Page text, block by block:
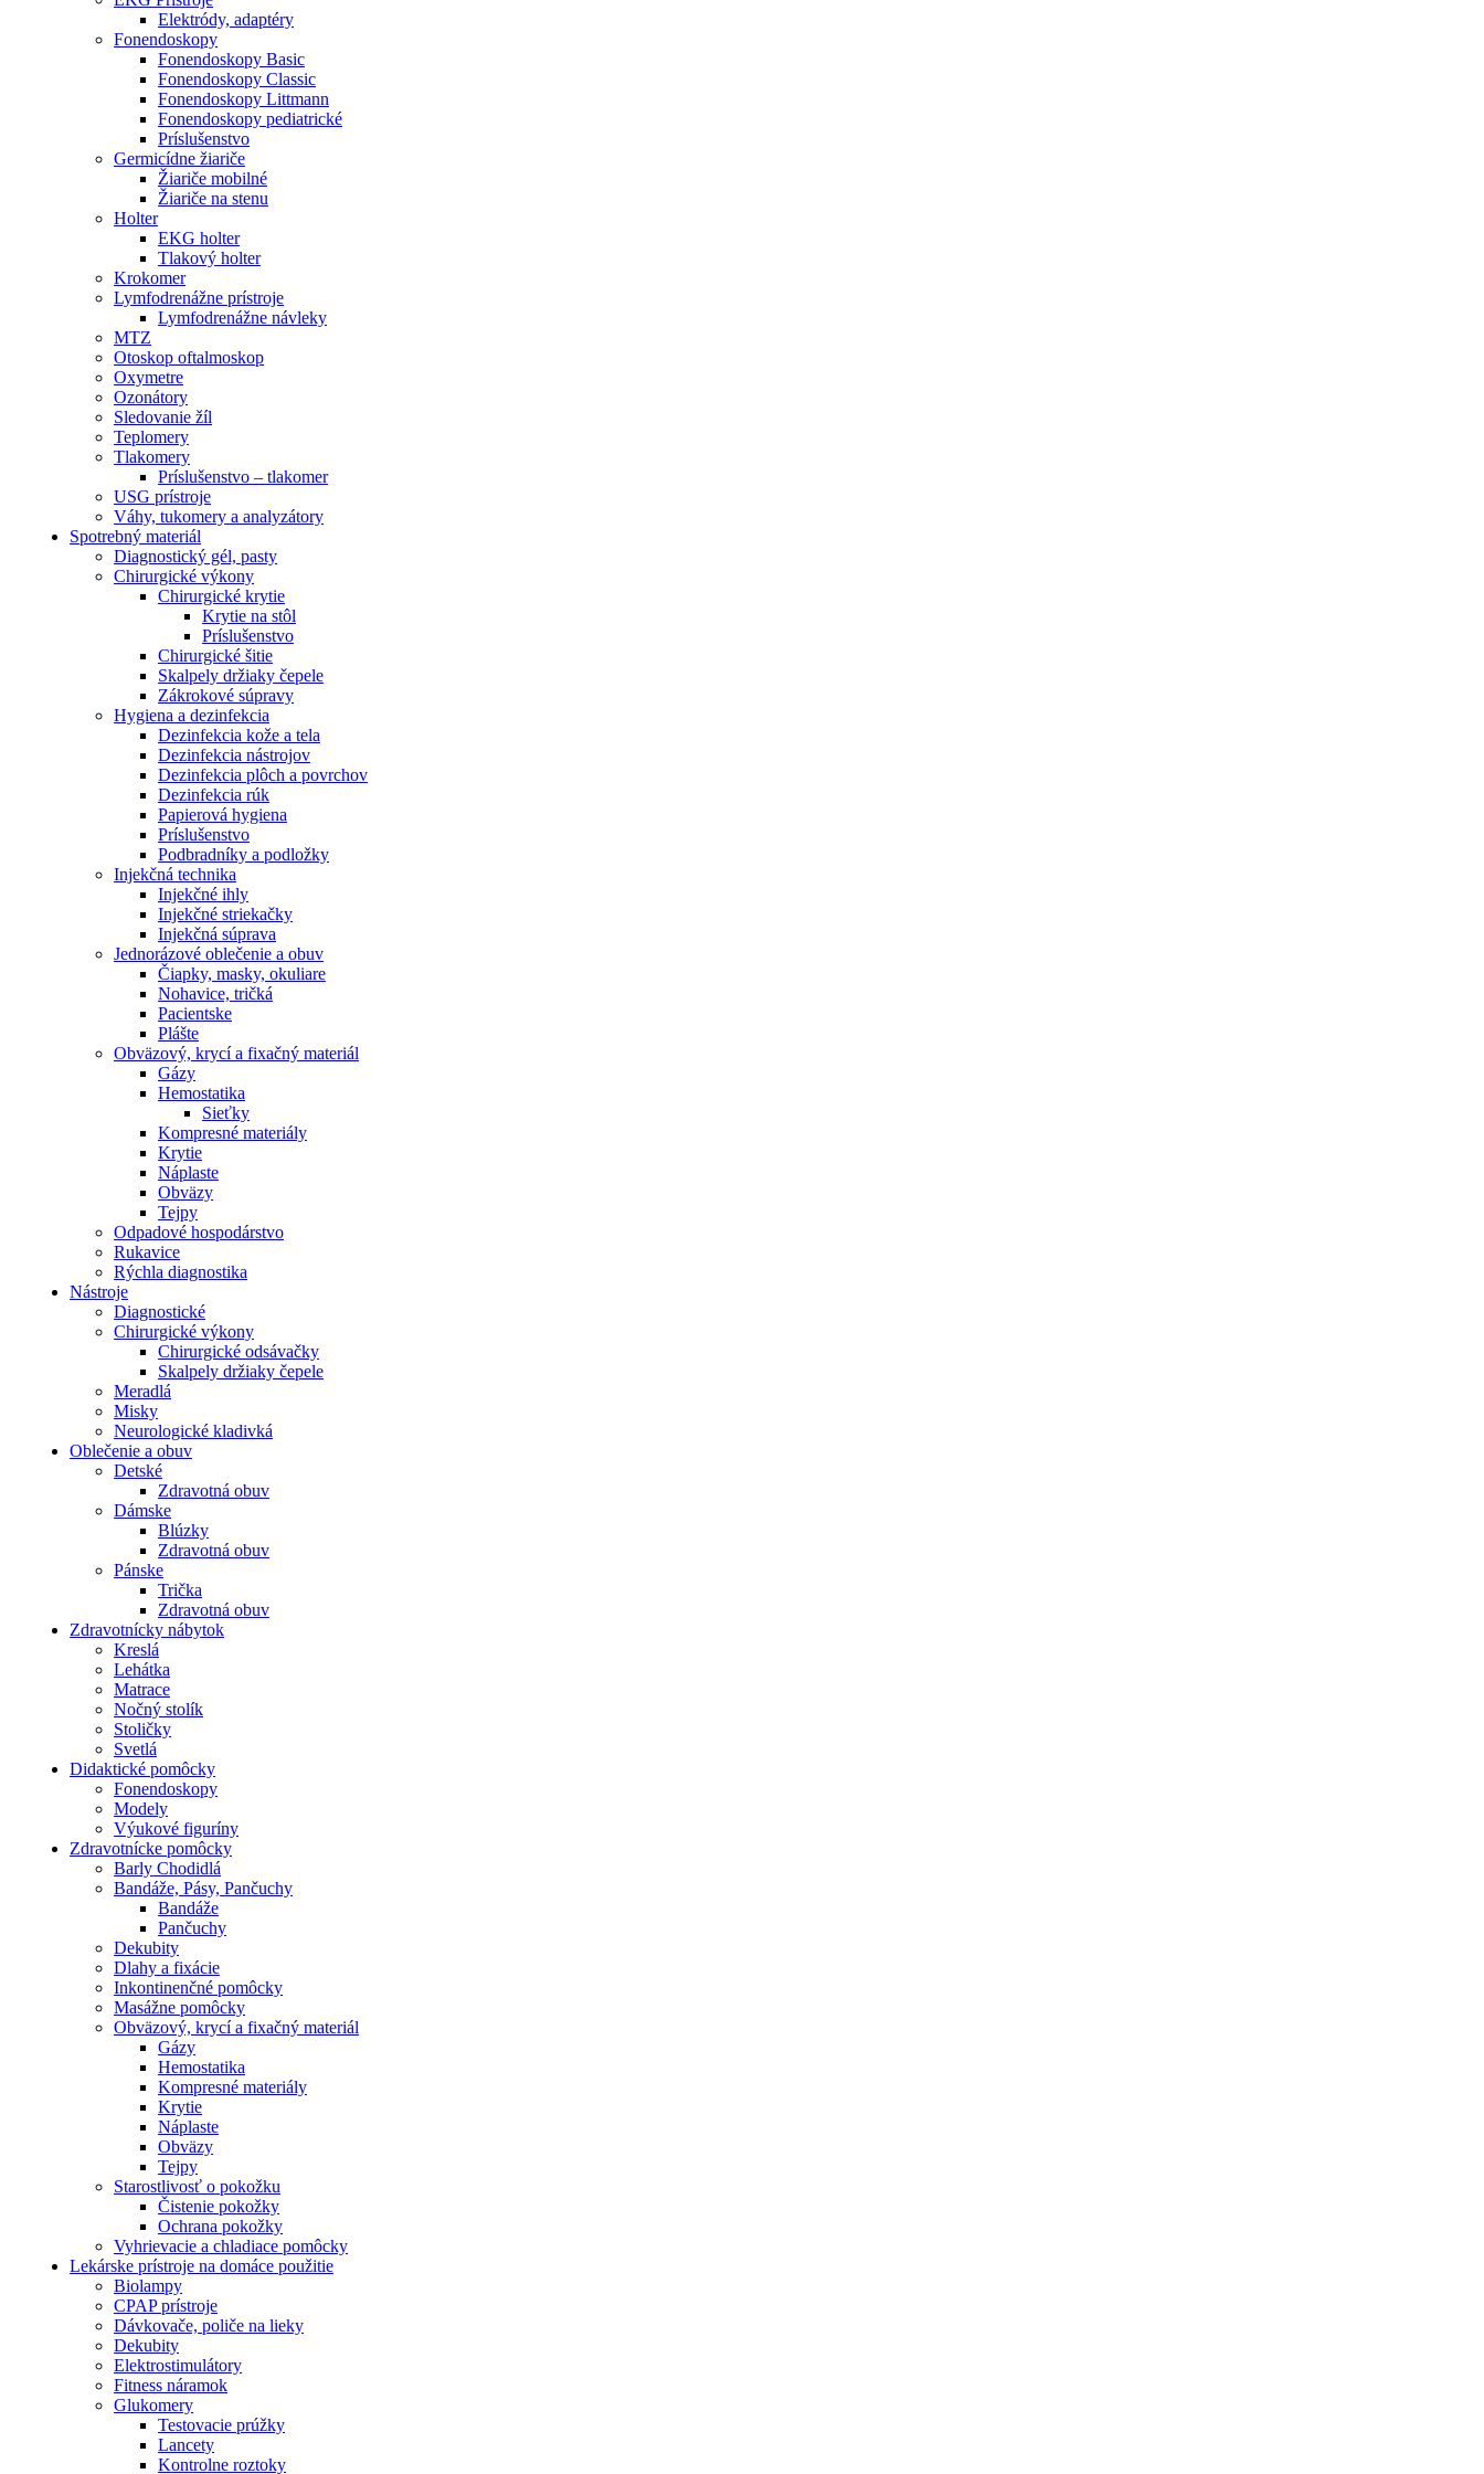
Elektródy, adaptéry
Fonendoskopy
Fonendoskopy Basic
Fonendoskopy Classic
Fonendoskopy Littmann
Fonendoskopy pediatrické
Príslušenstvo
Germicídne žiariče
Žiariče mobilné
Žiariče na stenu
Holter
EKG holter
Tlakový holter
Krokomer
Lymfodrenážne prístroje
Lymfodrenážne návleky
MTZ
Otoskop oftalmoskop
Oxymetre
Ozonátory
Sledovanie žíl
Teplomery
Tlakomery
Príslušenstvo – tlakomer
USG prístroje
Váhy, tukomery a analyzátory
Spotrebný materiál
Diagnostický gél, pasty
Chirurgické výkony
Chirurgické krytie
Krytie na stôl
Príslušenstvo
Chirurgické šitie
Skalpely držiaky čepele
Zákrokové súpravy
Hygiena a dezinfekcia
Dezinfekcia kože a tela
Dezinfekcia nástrojov
Dezinfekcia plôch a povrchov
Dezinfekcia rúk
Papierová hygiena
Príslušenstvo
Podbradníky a podložky
Injekčná technika
Injekčné ihly
Injekčné striekačky
Injekčná súprava
Jednorázové oblečenie a obuv
Čiapky, masky, okuliare
Nohavice, tričká
Pacientske
Plášte
Obväzový, krycí a fixačný materiál
Gázy
Hemostatika
Sieťky
Kompresné materiály
Krytie
Náplaste
Obväzy
Tejpy
Odpadové hospodárstvo
Rukavice
Rýchla diagnostika
Nástroje
Diagnostické
Chirurgické výkony
Chirurgické odsávačky
Skalpely držiaky čepele
Meradlá
Misky
Neurologické kladivká
Oblečenie a obuv
Detské
Zdravotná obuv
Dámske
Blúzky
Zdravotná obuv
Pánske
Trička
Zdravotná obuv
Zdravotnícky nábytok
Kreslá
Lehátka
Matrace
Nočný stolík
Stoličky
Svetlá
Didaktické pomôcky
Fonendoskopy
Modely
Výukové figuríny
Zdravotnícke pomôcky
Barly Chodidlá
Bandáže, Pásy, Pančuchy
Bandáže
Pančuchy
Dekubity
Dlahy a fixácie
Inkontinenčné pomôcky
Masážne pomôcky
Obväzový, krycí a fixačný materiál
Gázy
Hemostatika
Kompresné materiály
Krytie
Náplaste
Obväzy
Tejpy
Starostlivosť o pokožku
Čistenie pokožky
Ochrana pokožky
Vyhrievacie a chladiace pomôcky
Lekárske prístroje na domáce použitie
Biolampy
CPAP prístroje
Dávkovače, poliče na lieky
Dekubity
Elektrostimulátory
Fitness náramok
Glukomery
Testovacie prúžky
Lancety
Kontrolne roztoky